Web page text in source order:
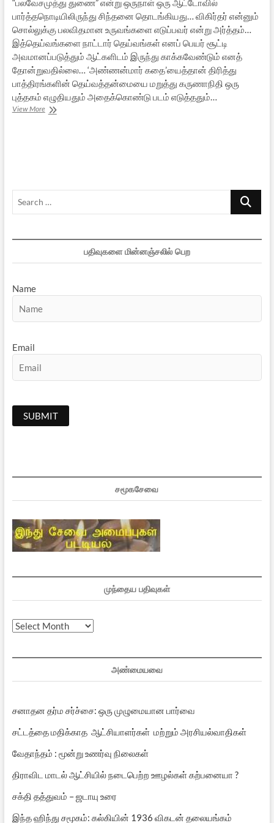
“பலவேசமுத்து துணை” என்று ஒருநாள் ஒரு ஆட்டோவில்
பார்த்தநொடியிலிருந்து சிந்தனை தொடங்கியது… விகிர்தர் என்னும்
சொல்லுக்கு பலவிதமான உருவங்களை எடுப்பவர் என்று அர்த்தம்…
இத்தெய்வங்களை நாட்டார் தெய்வங்கள் எனப் பெயர் சூட்டி
அவமானப்படுத்தும் ஆட்களிடம் இருந்து காக்கவேண்டும் எனத்
தோன்றுவதில்லை… ‘அண்ணன்மார் கதை’யைத்தான் திரித்து
பாத்திரங்களின் தெய்வத்தன்மையை மறுத்து கருணாநிதி ஒரு
புத்தகம் எழுதியதும் அதைக்கொண்டு படம் எடுத்ததும்…
View Moreபலவேசமுத்துவும்
Search
பதிவுகளை மின்னஞ்சலில் பெற
Name
Email
சமூகசேவை
முந்தைய பதிவுகள்
முந்தைய
அண்மையவை
சனாதன தர்ம சர்ச்சை: ஒரு முழுமையான பார்வை
சட்டத்தை மதிக்காத ஆட்சியாளர்கள் மற்றும் அரசியல்வாதிகள்
வேதாந்தம் : மூன்று உணர்வு நிலைகள்
திராவிட மாடல் ஆட்சியில் நடைபெற்ற ஊழல்கள் கற்பனையா ?
சக்தி தத்துவம் – ஜடாயு உரை
இந்த ஹிந்து சமூகம்: கல்கியின் 1936 விகடன் தலையங்கம்